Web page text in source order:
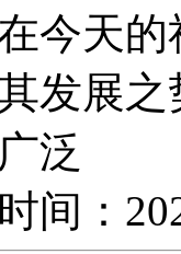
今天
发展
泛
间：